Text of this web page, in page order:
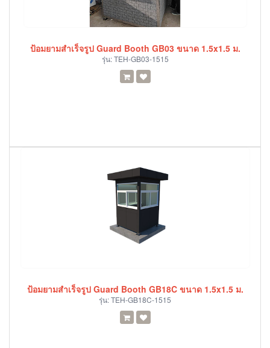
ป้อมยามสำเร็จรูป Guard Booth GB03 ขนาด 1.5x1.5 ม.
รุ่น:TEH-GB03-1515
ป้อมยามสำเร็จรูป Guard Booth GB18C ขนาด 1.5x1.5 ม.
รุ่น:TEH-GB18C-1515